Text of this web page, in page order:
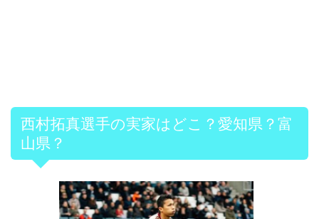
西村拓真選手の実家はどこ？愛知県？富
山県？